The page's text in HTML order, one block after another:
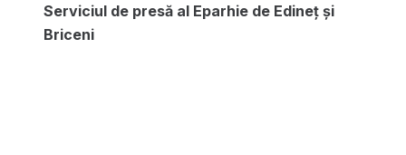
Serviciul de presă al Eparhie de Edineț și
Briceni